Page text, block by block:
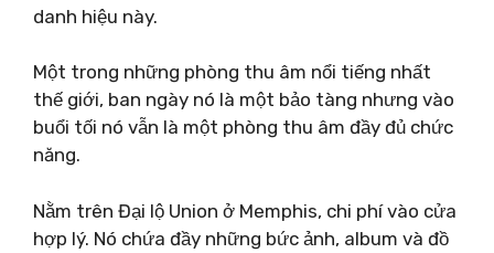
danh hiệu này.
Một trong những phòng thu âm nổi tiếng nhất
thế giới, ban ngày nó là một bảo tàng nhưng vào
buổi tối nó vẫn là một phòng thu âm đầy đủ chức
năng.
Nằm trên Đại lộ Union ở Memphis, chi phí vào cửa
hợp lý. Nó chứa đầy những bức ảnh, album và đồ